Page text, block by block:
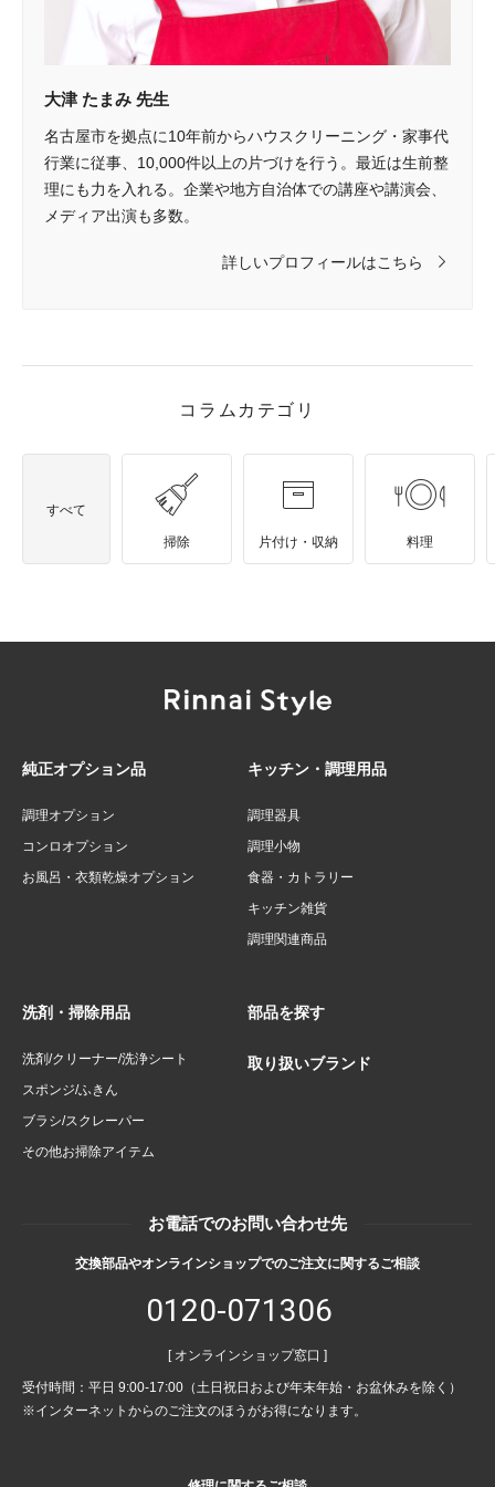
大津 たまみ 先生
名古屋市を拠点に10年前からハウスクリーニング・家事代
行業に従事、10,000件以上の片づけを行う。最近は生前整
理にも力を入れる。企業や地方自治体での講座や講演会、
メディア出演も多数。
詳しいプロフィールはこちら
コラムカテゴリ
すべて
掃除 片付け・収納 料理
純正オプション品
調理オプション
コンロオプション
お風呂・衣類乾燥オプション
キッチン・調理用品
調理器具
調理小物
食器・カトラリー
キッチン雑貨
調理関連商品
洗剤・掃除用品
洗剤/クリーナー/洗浄シート
スポンジ/ふきん
ブラシ/スクレーパー
その他お掃除アイテム
部品を探す
取り扱いブランド
お電話でのお問い合わせ先
交換部品やオンラインショップでのご注文に関するご相談
0120-071306
[ オンラインショップ窓口 ]
受付時間：平日 9:00-17:00（土日祝日および年末年始・お盆休みを除く）
※インターネットからのご注文のほうがお得になります。